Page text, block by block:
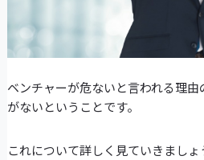
ベンチャーが危ないと言われる理
がないということです。
これについて詳しく見ていきましょ